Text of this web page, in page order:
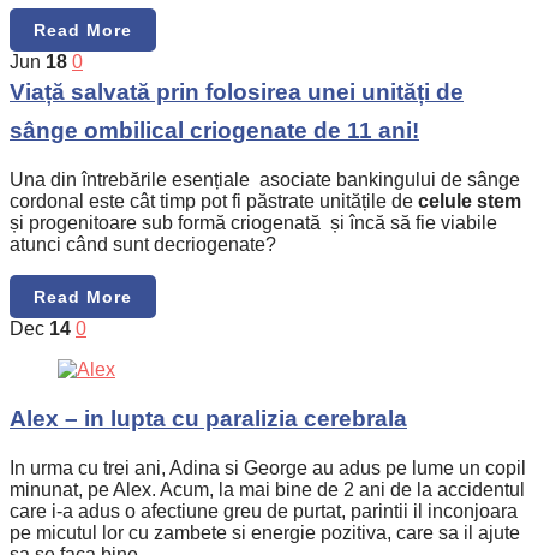
Read More
Jun 18 0
Viață salvată prin folosirea unei unități de
sânge ombilical criogenate de 11 ani!
Una din întrebările esențiale asociate bankingului de sânge
cordonal este cât timp pot fi păstrate unitățile de celule stem
și progenitoare sub formă criogenată și încă să fie viabile
atunci când sunt decriogenate?
Read More
Dec 14 0
Alex – in lupta cu paralizia cerebrala
In urma cu trei ani, Adina si George au adus pe lume un copil
minunat, pe Alex. Acum, la mai bine de 2 ani de la accidentul
care i-a adus o afectiune greu de purtat, parintii il inconjoara
pe micutul lor cu zambete si energie pozitiva, care sa il ajute